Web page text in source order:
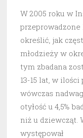
W 2005 roku w
określić, jak
młodzieży w
tym zbadana
13-15 lat, w
wówczas
otyłość u 4,5%
niż u dziewcząt.
występował